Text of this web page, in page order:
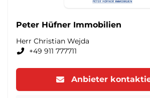
Peter Hüfner Immobilien
Herr Christian Wejda
+49 911 777711
Anbieter